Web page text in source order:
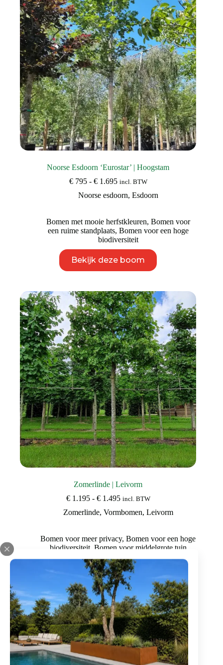
Noorse Esdoorn ‘Eurostar’ | Hoogstam
€795 - €1.695Prijsklasse:
tot
incl. BTW
Noorse esdoorn, Esdoorn
Bomen met mooie herfstkleuren, Bomen voor
een ruime standplaats, Bomen voor een hoge
biodiversiteit
Bekijk deze boom
product
heeft
Deze
optie
kan
gekozen
worden
op
de
productpagina
Zomerlinde | Leivorm
€1.195 - €1.495Prijsklasse:
tot
incl. BTW
Zomerlinde, Vormbomen, Leivorm
Bomen voor meer privacy,Bomen voor een hoge
biodiversiteit, Bomen voor middelgrote tuin
Bekijk deze boom
Dit
product
heeft
meerdere
variaties.
Deze
optie
kan
gekozen
worden
de